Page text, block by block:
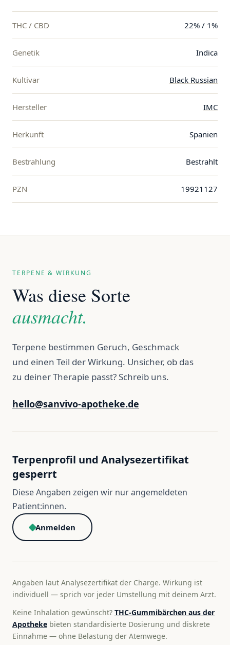
THC / CBD 22% / 1%
Genetik Indica
Kultivar Black Russian
Hersteller IMC
Herkunft Spanien
Bestrahlung Bestrahlt
PZN 19921127
TERPENE & WIRKUNG
Was diese Sorte
ausmacht.
Terpene bestimmen Geruch, Geschmack
und einen Teil der Wirkung. Unsicher, ob das
zu deiner Therapie passt? Schreib uns.
hello@sanvivo-apotheke.de
Terpenprofil und Analysezertifikat
gesperrt
Diese Angaben zeigen wir nur angemeldeten
Patient:innen.
Anmelden
Angaben laut Analysezertifikat der Charge. Wirkung ist
individuell — sprich vor jeder Umstellung mit deinem Arzt.
Keine Inhalation gewünscht? THC-Gummibärchen aus der
Apotheke bieten standardisierte Dosierung und diskrete
Einnahme — ohne Belastung der Atemwege.